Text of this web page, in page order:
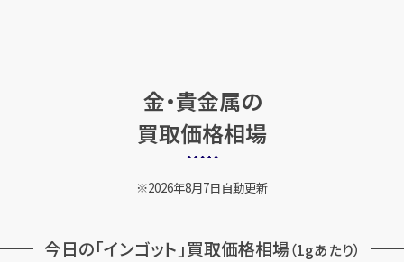
金・貴金属の
買取価格相場
2026年8月7日自動更新
今日の「インゴット」買取価格相場（1gあたり）